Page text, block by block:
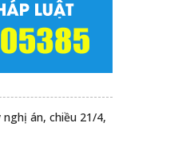
nghị án, chiều 21/4,